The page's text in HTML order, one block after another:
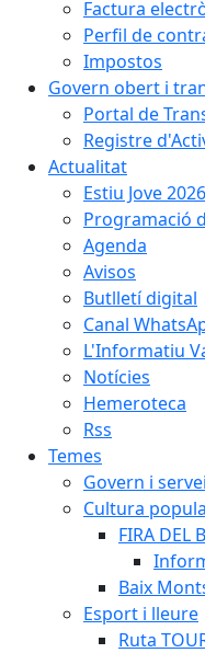
Factura
Perfil de
Impostos
Govern obert i
Portal de
Registre
Actualitat
Estiu Jove 2026
Programació
Agenda
Avisos
Butlletí digital
Canal
L'Informatiu
Notícies
Hemeroteca
Rss
Temes
Govern i
Cultura
FIRA DEL
Baix
Esport i lleure
Ruta